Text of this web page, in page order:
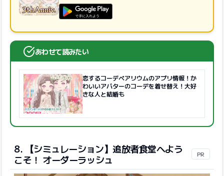
あわせて読みたい
恋するコーデペアリウムのアプリ情報！か
わいいアバターのコーデを着せ替え！大好
きな人と結婚も
8. 【シミュレーション】追放者食堂へよう
こそ！ オーダーラッシュ
PR